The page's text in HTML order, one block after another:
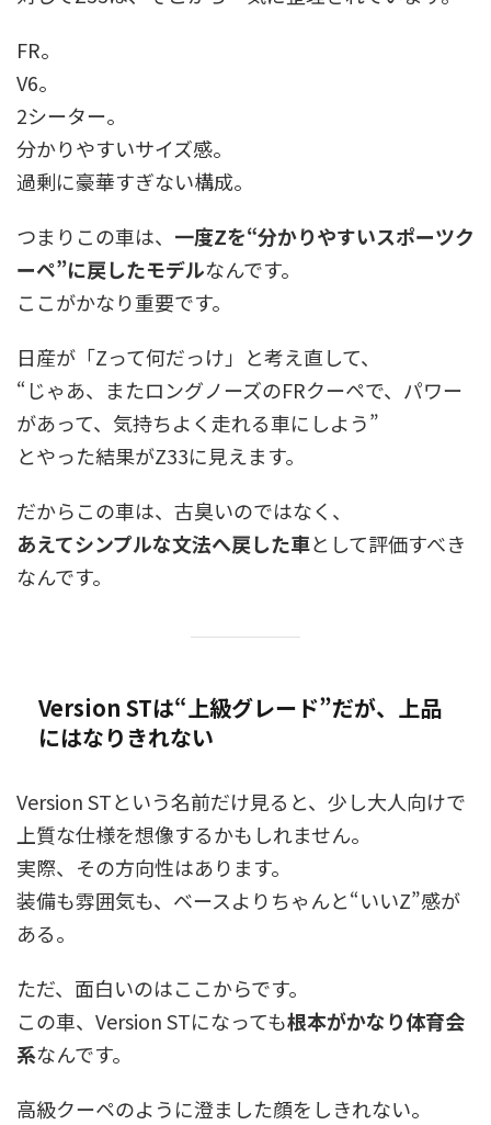
FR。
V6。
2シーター。
分かりやすいサイズ感。
過剰に豪華すぎない構成。
つまりこの車は、 一度Zを“分かりやすいスポーツク
ーペ”に戻したモデルなんです。
ここがかなり重要です。
日産が「Zって何だっけ」と考え直して、
“じゃあ、またロングノーズのFRクーペで、パワー
があって、気持ちよく走れる車にしよう”
とやった結果がZ33に見えます。
だからこの車は、古臭いのではなく、
あえてシンプルな文法へ戻した車として評価すべき
なんです。
Version STは“上級グレード”だが、上品
にはなりきれない
Version STという名前だけ見ると、少し大人向けで
上質な仕様を想像するかもしれません。
実際、その方向性はあります。
装備も雰囲気も、ベースよりちゃんと“いいZ”感が
ある。
ただ、面白いのはここからです。
この車、Version STになっても根本がかなり体育会
系なんです。
高級クーペのように澄ました顔をしきれない。